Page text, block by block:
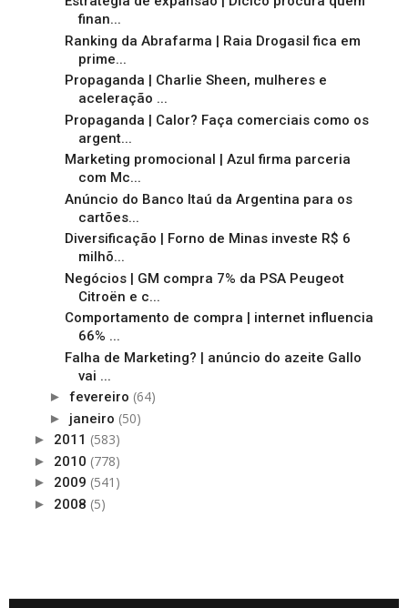
finan...
Ranking da Abrafarma | Raia Drogasil fica em
prime...
Propaganda | Charlie Sheen, mulheres e
aceleração ...
Propaganda | Calor? Faça comerciais como os
argent...
Marketing promocional | Azul firma parceria
com Mc...
Anúncio do Banco Itaú da Argentina para os
cartões...
Diversificação | Forno de Minas investe R$ 6
milhõ...
Negócios | GM compra 7% da PSA Peugeot
Citroën e c...
Comportamento de compra | internet influencia
66% ...
Falha de Marketing? | anúncio do azeite Gallo
vai ...
► fevereiro (64)
► janeiro (50)
► 2011 (583)
► 2010 (778)
► 2009 (541)
► 2008 (5)